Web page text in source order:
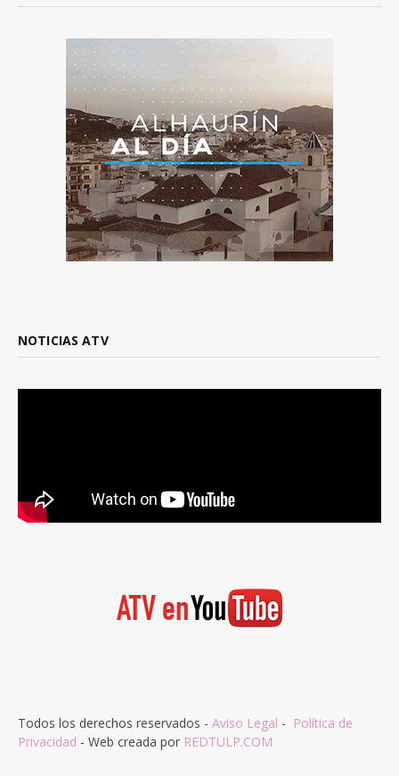
NOTICIAS ATV
Todos los derechos reservados - Aviso Legal - Política de
Privacidad - Web creada por REDTULP.COM